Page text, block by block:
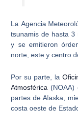
La Agencia
tsunamis de hasta
y se emitieron
norte, este y centro
Por su parte, la
Atmosférica
partes de Alaska,
costa oeste de